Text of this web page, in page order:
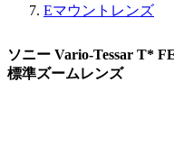
Eマウントレンズ
ソニー Vario-Tessar T*
標準ズームレンズ